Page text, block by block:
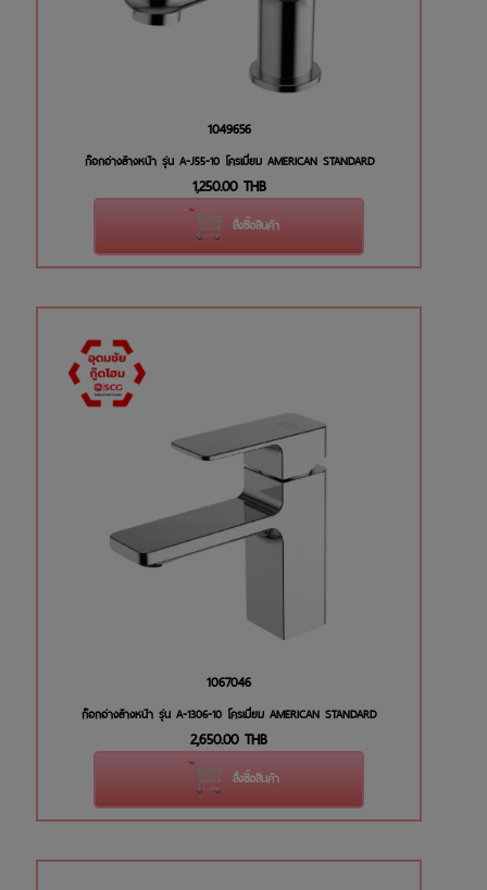
1049656
ก๊อกอ่างล้างหน้า รุ่น A-J55-10 โครเมี่ยม AMERICAN STANDARD
1,250.00 THB
สั่งซื้อสินค้า
1067046
ก๊อกอ่างล้างหน้า รุ่น A-1306-10 โครเมี่ยม AMERICAN STANDARD
2,650.00 THB
สั่งซื้อสินค้า